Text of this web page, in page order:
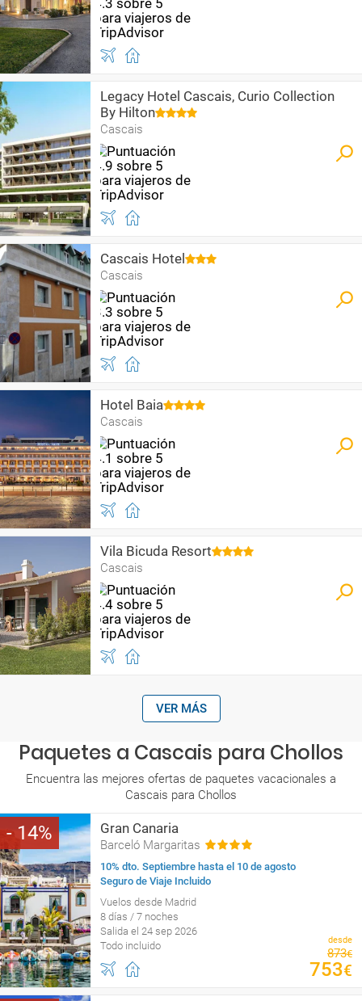
Legacy Hotel Cascais, Curio Collection
By Hilton
Cascais
Cascais Hotel
Cascais
Hotel Baia
Cascais
Vila Bicuda Resort
Cascais
VER MÁS
Paquetes a Cascais para Chollos
Encuentra las mejores ofertas de paquetes vacacionales a
Cascais para Chollos
14 Gran Canaria
Barceló Margaritas
10% dto. Septiembre hasta el 10 de agosto
Seguro de Viaje Incluido
Vuelos desde Madrid
8 días / 7 noches
Salida el 24 sep 2026
Todo incluido
desde
873€
753€